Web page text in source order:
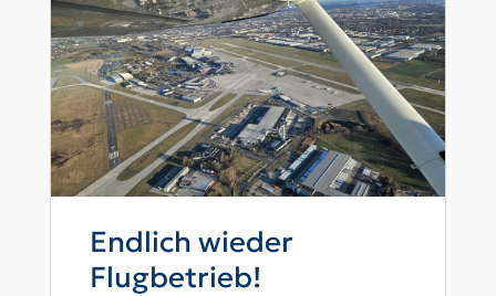
Endlich wieder
Flugbetrieb!